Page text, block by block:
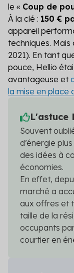
le « Coup de
À la clé : 150 €
appareil
techniques.
2021). En tant
pouce, Hellio
avantageuse et
la mise en place
L'astuce
Souvent
d’énergie
des idées à
économies.
En effet,
marché a
aux offres et
taille de la
occupants
courtier en